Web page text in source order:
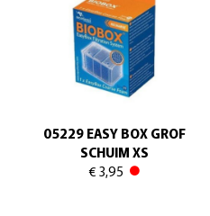
05229 EASY BOX GROF
SCHUIM XS
€ 3,95